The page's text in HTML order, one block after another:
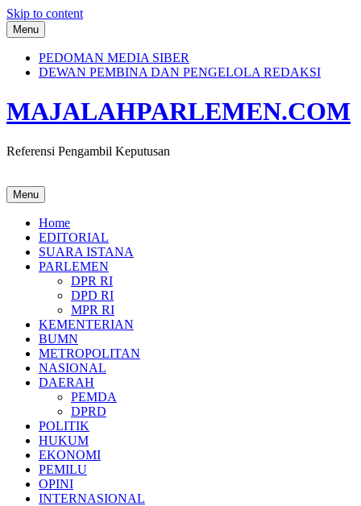
Skip to content
Menu
PEDOMAN MEDIA SIBER
DEWAN PEMBINA DAN PENGELOLA REDAKSI
MAJALAHPARLEMEN.COM
Referensi Pengambil Keputusan
Menu
Home
EDITORIAL
SUARA ISTANA
PARLEMEN
DPR RI
DPD RI
MPR RI
KEMENTERIAN
BUMN
METROPOLITAN
NASIONAL
DAERAH
PEMDA
DPRD
POLITIK
HUKUM
EKONOMI
PEMILU
OPINI
INTERNASIONAL